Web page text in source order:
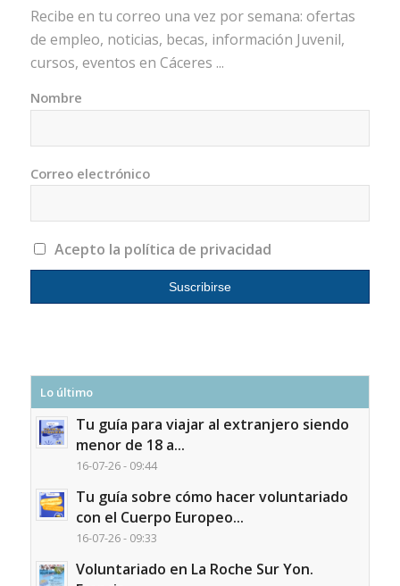
Recibe en tu correo una vez por semana: ofertas
de empleo, noticias, becas, información Juvenil,
cursos, eventos en Cáceres ...
Nombre
Correo electrónico
Acepto la política de privacidad
Lo último
Tu guía para viajar al extranjero siendo
menor de 18 a...
16-07-26 - 09:44
Tu guía sobre cómo hacer voluntariado
con el Cuerpo Europeo...
16-07-26 - 09:33
Voluntariado en La Roche Sur Yon.